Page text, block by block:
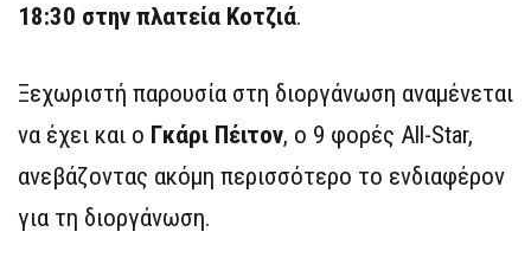
18:30 στην πλατεία Κοτζιά.
Ξεχωριστή παρουσία στη διοργάνωση αναμένεται
να έχει και ο Γκάρι Πέιτον, ο 9 φορές All-Star,
ανεβάζοντας ακόμη περισσότερο το ενδιαφέρον
για τη διοργάνωση.